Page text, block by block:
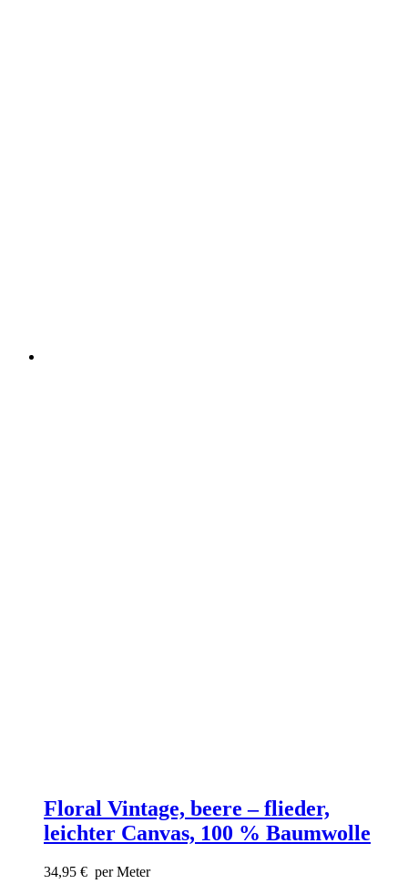
Floral Vintage, beere – flieder,
leichter Canvas, 100 % Baumwolle
34,95 € per Meter